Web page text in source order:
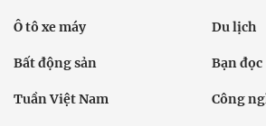
Ô tô xe máy Du lịch
Bất động sản Bạn đọc
Tuần Việt Nam Công